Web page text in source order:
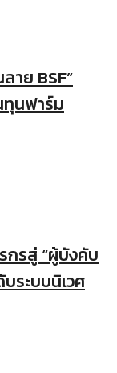
าย BSF”
ทุนฟาร์ม
รสู่ “ผู้บังคับ
ระบบนิเวศ